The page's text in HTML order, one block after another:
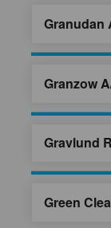
Granudan
Granzow
Gravlund
Green